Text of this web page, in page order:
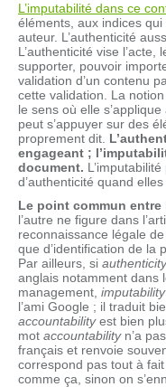
L’imputabilité dans ce
éléments, aux indices
auteur. L’authenticité
L’authenticité vise
supporter, pouvoir
validation d’un contenu
cette validation. La
le sens où elle
peut s’appuyer sur des
proprement dit.
engageant ;
document.
d’authenticité quand
Le point commun entre
l’autre ne figure dans
reconnaissance légale
que d’identification de la
Par ailleurs, si authenticity
anglais notamment dans
management, imputability
l’ami Google ; il traduit
accountabilityest bien
mot accountabilityn’a
français et renvoie
correspond pas tout à fait
comme ça, sinon on